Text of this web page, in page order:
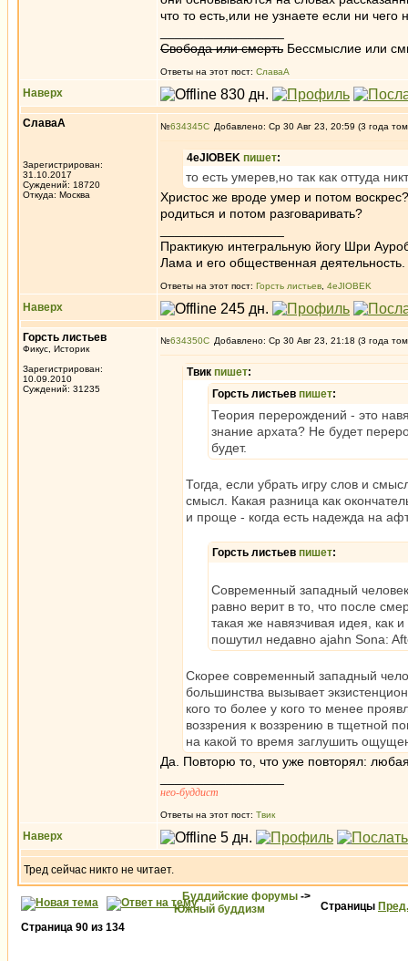
что то есть,или не узнаете если ни чего
Свобода или смерть Бессмыслие или
Ответы на этот пост: СлаваА
Наверх
СлаваА
Зарегистрирован:
31.10.2017
Суждений: 18720
Откуда: Москва
№634345 Добавлено: Ср 30 Авг 23, 20:59 (3 года
4eJIOBEK пишет:
то есть умерев,но так как оттуда
Христос же вроде умер и потом
родиться и потом разговаривать?
Практикую интегральную йогу Шри
Лама и его общественная деятельность.
Ответы на этот пост: Горсть листьев 4eJIOBEK
Наверх
Горсть листьев
Фикус, Историк
Зарегистрирован:
10.09.2010
Суждений: 31235
№634350 Добавлено: Ср 30 Авг 23, 21:18 (3 года
Твик пишет:
Горсть листьев пишет:
Теория перерождений - это
знание архата? Не будет
будет.
Тогда, если убрать игру слов и
смысл. Какая разница как
и проще - когда есть надежда на
Горсть листьев пишет:
Современный западный
равно верит в то, что после
такая же навязчивая идея, как
пошутил недавно ajahn Sona:
Скорее современный западный
большинства вызывает
кого то более у кого то менее
воззрения к воззрению в тщетной
на какой то время заглушить
Да. Повторю то, что уже повторял:
нео-буддист
Ответы на этот пост: Твик
Наверх
Тред сейчас никто не читает.
Буддийские форумы ->
Южный буддизм
Страницы Пред.
Страница 90 из 134